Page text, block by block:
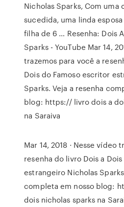
Nicholas Sparks, Com uma
sucedida, uma linda
filha de 6 … Resenha: Dois
Sparks - YouTube Mar 14,
trazemos para você a
Dois do Famoso escritor
Sparks. Veja a resenha
blog: https:// livro dois a
na Saraiva
Mar 14, 2018 · Nesse vídeo
resenha do livro Dois a
estrangeiro Nicholas
completa em nosso blog:
dois nicholas sparks na